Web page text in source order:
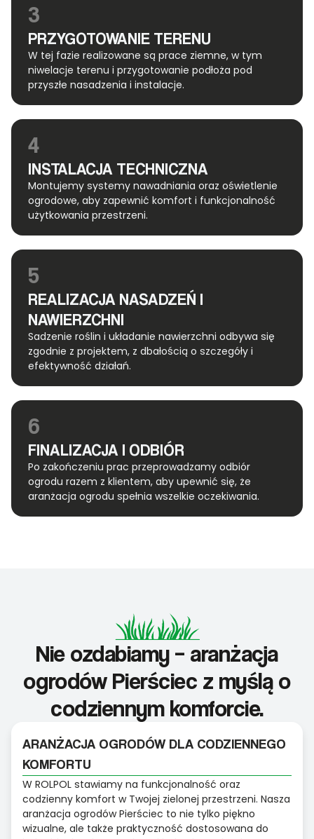
3
PRZYGOTOWANIE TERENU
W tej fazie realizowane są prace ziemne, w tym
niwelacje terenu i przygotowanie podłoża pod
przyszłe nasadzenia i instalacje.
4
INSTALACJA TECHNICZNA
Montujemy systemy nawadniania oraz oświetlenie
ogrodowe, aby zapewnić komfort i funkcjonalność
użytkowania przestrzeni.
5
REALIZACJA NASADZEŃ I
NAWIERZCHNI
Sadzenie roślin i układanie nawierzchni odbywa się
zgodnie z projektem, z dbałością o szczegóły i
efektywność działań.
6
FINALIZACJA I ODBIÓR
Po zakończeniu prac przeprowadzamy odbiór
ogrodu razem z klientem, aby upewnić się, że
aranżacja ogrodu spełnia wszelkie oczekiwania.
Nie ozdabiamy – aranżacja
ogrodów Pierściec z myślą o
codziennym komforcie.
ARANŻACJA OGRODÓW DLA CODZIENNEGO
KOMFORTU
W ROLPOL stawiamy na funkcjonalność oraz
codzienny komfort w Twojej zielonej przestrzeni. Nasza
aranżacja ogrodów Pierściec to nie tylko piękno
wizualne, ale także praktyczność dostosowana do